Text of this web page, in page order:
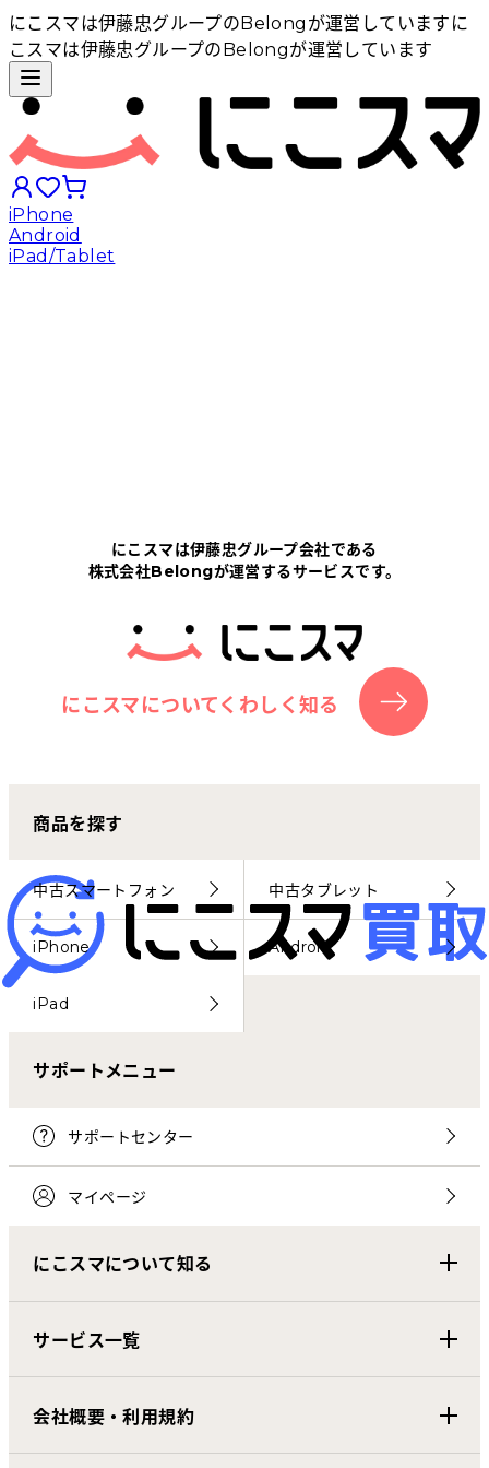
にこスマは伊藤忠グループのBelongが運営しています に
こスマは伊藤忠グループのBelongが運営しています
iPhone
Android
iPad/Tablet
にこスマについて
サポートセンター
お客さまの声
にこスマ通信
マイページ
にこスマは伊藤忠グループ会社である
株式会社Belongが運営するサービスです。
にこスマについてくわしく知る
商品を探す
中古スマートフォン 中古タブレット
iPhone Android
iPad
サポートメニュー
サポートセンター
マイページ
にこスマについて知る
サービス一覧
会社概要・利用規約